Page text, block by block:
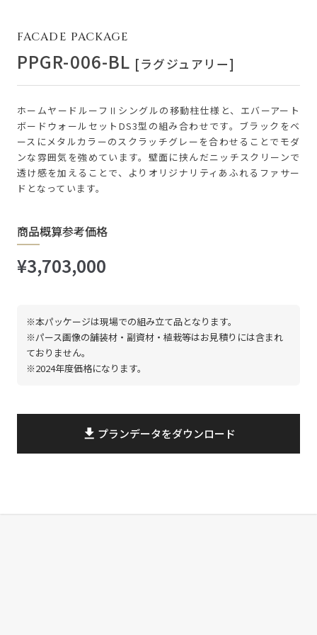
FACADE PACKAGE
PPGR-006-BL [ラグジュアリー]
ホームヤードルーフⅡシングルの移動柱仕様と、エバーアート
ボードウォールセットDS3型の組み合わせです。ブラックをベ
ースにメタルカラーのスクラッチグレーを合わせることでモダ
ンな雰囲気を強めています。壁面に挟んだニッチスクリーンで
透け感を加えることで、よりオリジナリティあふれるファサー
ドとなっています。
商品概算参考価格
¥3,703,000
※本パッケージは現場での組み立て品となります。
※パース画像の舗装材・副資材・植栽等はお見積りには含まれ
ておりません。
※2024年度価格になります。
file_download プランデータをダウンロード